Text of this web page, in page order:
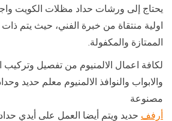
يحتاج إلى ورشات حداد مظلات الكويت
اولية منتقاة من خبرة الفني، حيث يتم ذات
الممتازة والمكفولة.
لكافة اعمال الالمنيوم من تفصيل وتركيب
والابواب والنوافذ الالمنيوم معلم حديد
مصنوعة
أرفف حديد ويتم أيضا العمل على أيدي